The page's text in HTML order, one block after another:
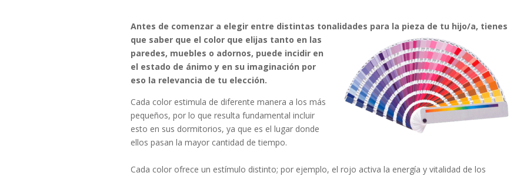
Antes de comenzar a elegir entre distintas tonalidades para la pieza de tu hijo/a, tienes
que saber que el color que elijas tanto en las
paredes, muebles o adornos, puede incidir en
el estado de ánimo y en su imaginación por
eso la relevancia de tu elección.
Cada color estimula de diferente manera a los más
pequeños, por lo que resulta fundamental incluir
esto en sus dormitorios, ya que es el lugar donde
ellos pasan la mayor cantidad de tiempo.
Cada color ofrece un estímulo distinto; por ejemplo, el rojo activa la energía y vitalidad de los